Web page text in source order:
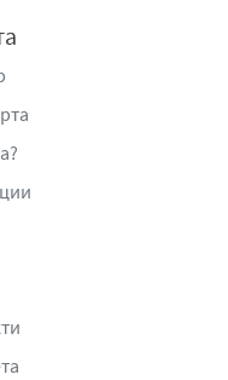
и
характер.
ядкови
на зърна Dio India
и хармонично
за стабилно и